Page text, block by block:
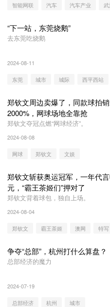
智能网联 汽车 汽车产业 武
“下一站，东莞烧鹅”
去东莞吃烧鹅
2024-08-11
东莞 城市 城际 西平西站
郑钦文周边卖爆了，同款球拍
2000%，网球场地全靠抢
郑钦文夺冠点燃“网球经济”。
2024-08-08
网球 郑钦文 文娱
郑钦文斩获奥运冠军，一年代
元，“霸王茶姬们”押对了
郑钦文背着球包，独自上场。
2024-08-04
郑钦文 霸王茶姬 澳网 特写
争夺“总部”，杭州打什么算盘？
总部经济的魔力
2024-07-19
总部经济 杭州 城市